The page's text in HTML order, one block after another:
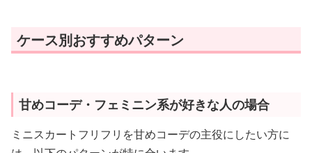
ケース別おすすめパターン
甘めコーデ・フェミニン系が好きな人の場合
ミニスカートフリフリを甘めコーデの主役にしたい方に